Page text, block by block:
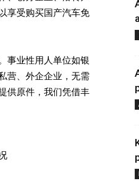
享受购买国产汽车免
事业性用人单位如银
营、外企企业，无需
供原件，我们凭借丰